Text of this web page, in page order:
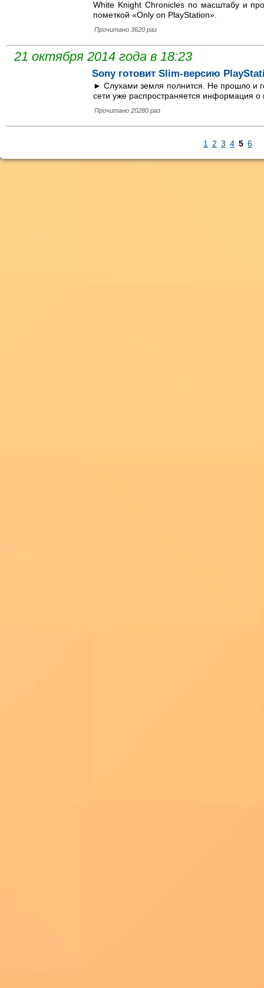
White Knight Chronicles по масштабу и
пометкой «Only on PlayStation».
Прочитано 3620 раз
21 октября 2014 года в 18:23
Sony готовит Slim-версию
► Слухами земля полнится. Не прошло и
сети уже распространяется информация
Прочитано 20280 раз
1 2 3 4 5 6